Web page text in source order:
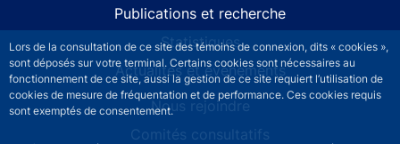
Lors de la consultation de ce site des témoins de connexion, dits « cookies »,
sont déposés sur votre terminal. Certains cookies sont nécessaires au
fonctionnement de ce site, aussi la gestion de ce site requiert l’utilisation de
cookies de mesure de fréquentation et de performance. Ces cookies requis
sont exemptés de consentement.
Publications et recherche
Statistiques
Actualités et événements
Nous rejoindre
Comités consultatifs